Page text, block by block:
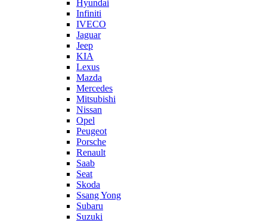
Hyundai
Infiniti
IVECO
Jaguar
Jeep
KIA
Lexus
Mazda
Mercedes
Mitsubishi
Nissan
Opel
Peugeot
Porsche
Renault
Saab
Seat
Skoda
Ssang Yong
Subaru
Suzuki